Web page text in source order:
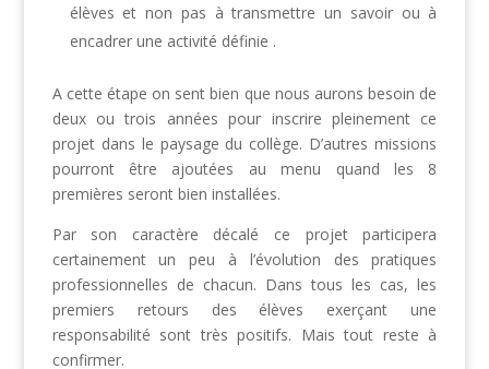
élèves et non pas à transmettre un savoir ou à
encadrer une activité définie .
A cette étape on sent bien que nous aurons besoin de
deux ou trois années pour inscrire pleinement ce
projet dans le paysage du collège. D’autres missions
pourront être ajoutées au menu quand les 8
premières seront bien installées.
Par son caractère décalé ce projet participera
certainement un peu à l’évolution des pratiques
professionnelles de chacun. Dans tous les cas, les
premiers retours des élèves exerçant une
responsabilité sont très positifs. Mais tout reste à
confirmer.